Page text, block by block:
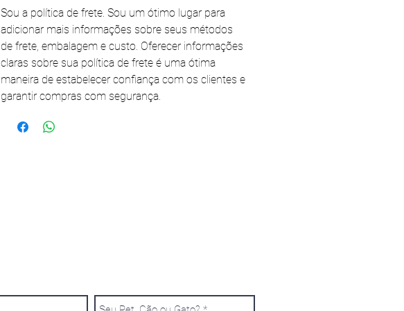
Sou a política de frete. Sou um ótimo lugar para
adicionar mais informações sobre seus métodos
de frete, embalagem e custo. Oferecer informações
claras sobre sua política de frete é uma ótima
maneira de estabelecer confiança com os clientes e
garantir compras com segurança.